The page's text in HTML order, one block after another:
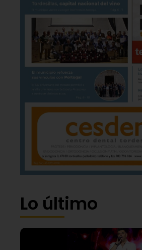
Lo último